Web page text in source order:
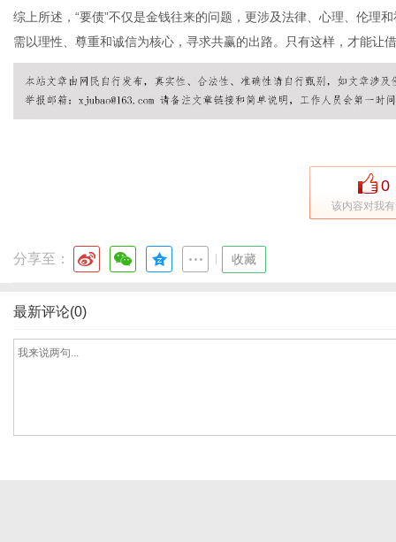
综上所述，“要债”不仅是金钱往来的问题，更涉及法律、心理、伦理
需以理性、尊重和诚信为核心，寻求共赢的出路。只有这样，才能让
0
该内容对我
分享至： 收藏
最新评论(0)